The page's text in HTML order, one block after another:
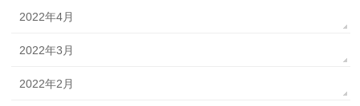
2022年4月
2022年3月
2022年2月